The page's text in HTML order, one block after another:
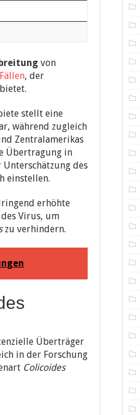
von
, der
stellt eine
während zugleich
Zentralamerikas
Übertragung in
des
einstellen.
erhöhte
Virus, um
zu verhindern.
Überträger
in der Forschung
Colicoides